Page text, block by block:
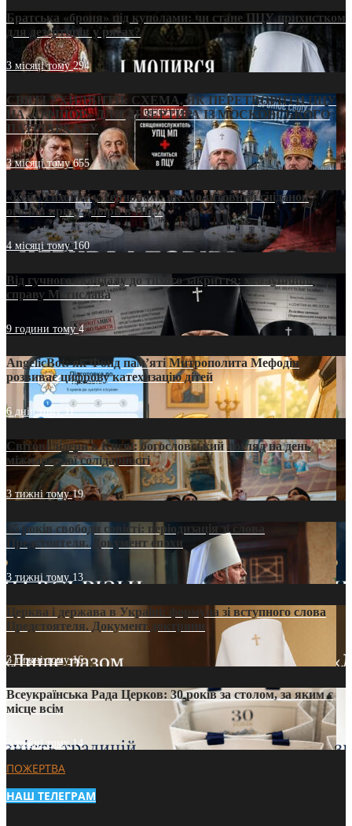
Братська «броня» під куполами: чи стане ПЦУ прихистком
для дезертирів у рясах?
3 місяці тому294
СВЯТІ УХИЛЯНТИ: СХЕМА, ЯК ПЕРЕТВОРИТИ ПЦУ
НА «ОФШОР» ДЛЯ ДЕЗЕРТИРА ІЗ МОСКОВСЬКОГО
ПАТРІАРХАТУ
3 місяці тому655
«Кейс Тихона» у Тернополі: як Молитовний сніданок
оголив кризу довіри в ПЦУ
4 місяці тому160
Від гучного скандалу до тихого закриття: хто зупинив
справу Мстислава
9 години тому4
AngelicBot: як Фонд пам’яті Митрополита Мефодія
розвиває цифрову катехизацію дітей
6 днів тому11
Світові лідери в Києві: богословський погляд на день
міжнародної солідарності
3 тижні тому19
35 років свободи совісті: періодизація зі слова
Предстоятеля. Документ епохи
3 тижні тому 13
Церква і держава в Україні: формула зі вступного слова
Предстоятеля. Документ доктрини
3 тижні тому16
Всеукраїнська Рада Церков: 30 років за столом, за яким є
місце всім
3 тижні тому14
ПОЖЕРТВА
НАШ ТЕЛЕГРАМ